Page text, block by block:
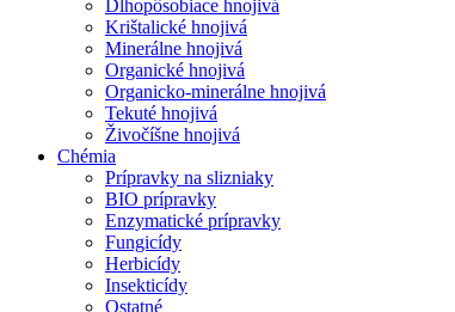
Dlhopôsobiace hnojivá
Krištalické hnojivá
Minerálne hnojivá
Organické hnojivá
Organicko-minerálne hnojivá
Tekuté hnojivá
Živočíšne hnojivá
Chémia
Prípravky na slizniaky
BIO prípravky
Enzymatické prípravky
Fungicídy
Herbicídy
Insekticídy
Ostatné